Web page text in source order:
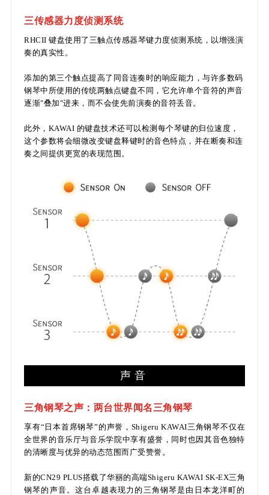
三传感器力度侦测系统
RHCII 键盘使用了三触点传感器琴键力度侦测系统，以增强演
奏的真实性。
添加的第三个触点提高了同音连奏时的响应能力，与许多数码
钢琴中所使用的传统两触点键盘不同，它允许单个音符的声音
逐渐"叠加"进来，而不会使先前演奏的音符丢音。
此外，KAWAI 的键盘技术还可以检测每个琴键的归位速度，
这个参数将会细微改变键盘释键时的音色特点，并在断奏和连
奏之间提供更宽的表现范围。
声音
三角钢琴之声：两台世界闻名三角钢琴
享有“日本首席钢琴”的声誉，Shigeru KAWAI三角钢琴不仅在
全世界的音乐厅与音乐学院中享有盛誉，同时也因其音色独特
的清晰度与优异的动态范围而广受赞誉。
新的CN29 PLUS搭载了华丽的高端Shigeru KAWAI SK-EX三角
钢琴的声音。这台卓越表现力的三角钢琴是由日本龙洋町的